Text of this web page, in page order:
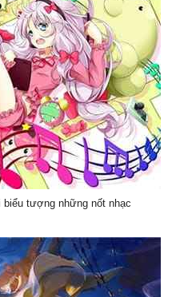
tượng những nốt nhạc